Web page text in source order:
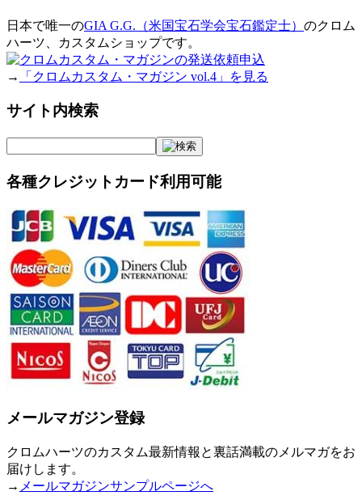
日本で唯一のGIA G.G.（米国宝石学会宝石鑑定士） のクロム
ハーツ、カスタムショップです。
→ 「クロムカスタム・マガジン vol.4」を見る
サイト内検索
各種クレジットカード利用可能
メールマガジン登録
クロムハーツのカスタム最新情報と裏話満載のメルマガをお
届けします。
→ メールマガジンサンプルページへ